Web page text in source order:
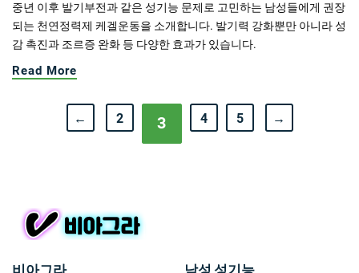
중년 이후 발기부전과 같은 성기능 문제로 고민하는 남성들에게 권장
되는 천연정력제 케겔운동을 소개합니다. 발기력 강화뿐만 아니라 성
감 촉진과 조르증 완화 등 다양한 효과가 있습니다.
Read More
← 2 3 4 5 →
비아그라 남성 성기능